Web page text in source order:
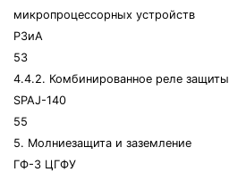
микропроцессорных устройств
РЗиА
53
4.4.2. Комбинированное реле защиты
SPAJ-140
55
5. Молниезащита и заземление
ГФ-3 ЦГФУ